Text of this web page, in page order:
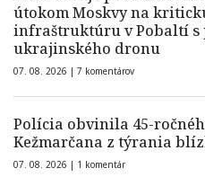
útokom Moskvy na
infraštruktúru v Pobaltí s
ukrajinského dronu
07. 08. 2026 | 7 komentárov
Polícia obvinila 45-
Kežmarčana z týrania
07. 08. 2026 | 1 komentár